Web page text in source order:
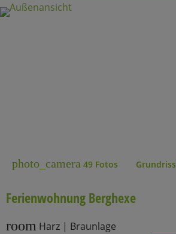
photo_camera 49 Fotos Grundriss
Ferienwohnung Berghexe
room Harz | Braunlage